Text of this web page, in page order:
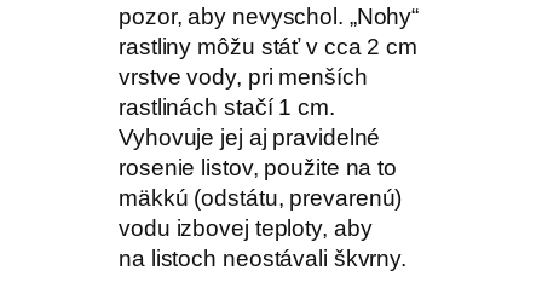
pozor, aby nevyschol. „Nohy“
rastliny môžu stáť v cca 2 cm
vrstve vody, pri menších
rastlinách stačí 1 cm.
Vyhovuje jej aj pravidelné
rosenie listov, použite na to
mäkkú (odstátu, prevarenú)
vodu izbovej teploty, aby
na listoch neostávali škvrny.